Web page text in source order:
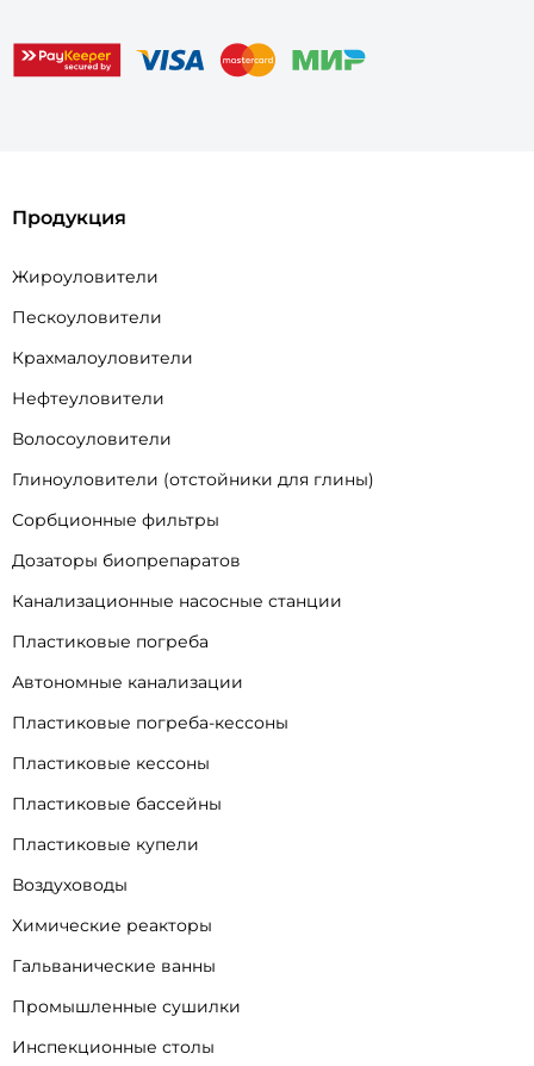
Продукция
Жироуловители
Пескоуловители
Крахмалоуловители
Нефтеуловители
Волосоуловители
Глиноуловители (отстойники для глины)
Сорбционные фильтры
Дозаторы биопрепаратов
Канализационные насосные станции
Пластиковые погреба
Автономные канализации
Пластиковые погреба-кессоны
Пластиковые кессоны
Пластиковые бассейны
Пластиковые купели
Воздуховоды
Химические реакторы
Гальванические ванны
Промышленные сушилки
Инспекционные столы